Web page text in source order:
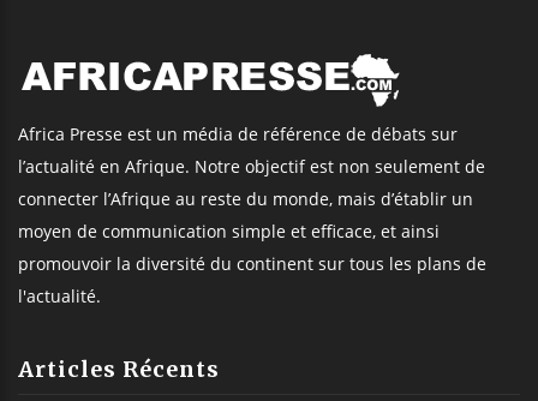
Africa Presse est un média de référence de débats sur
l’actualité en Afrique. Notre objectif est non seulement de
connecter l’Afrique au reste du monde, mais d’établir un
moyen de communication simple et efficace, et ainsi
promouvoir la diversité du continent sur tous les plans de
l'actualité.
Articles Récents